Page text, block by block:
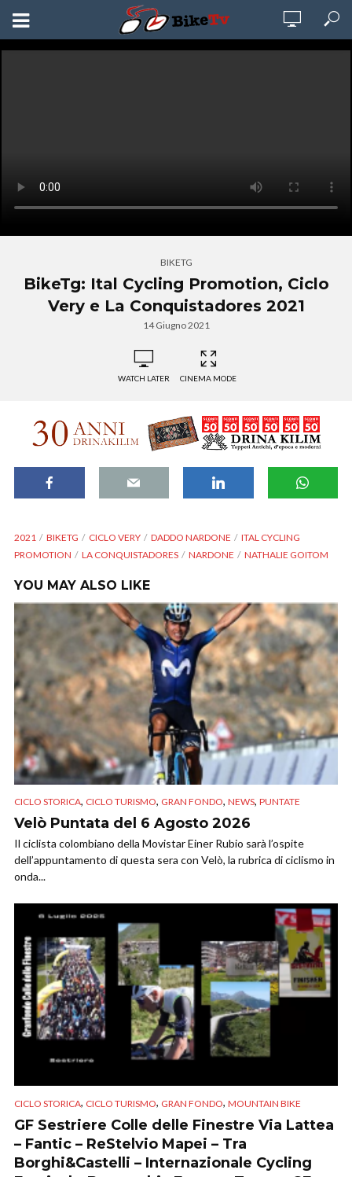
BIKETG
BikeTg: Ital Cycling Promotion, Ciclo
Very e La Conquistadores 2021
14 Giugno 2021
WATCH LATER CINEMA MODE
2021 BIKETG CICLO VERY DADDO NARDONE
ITAL CYCLING
PROMOTION
LA CONQUISTADORES NARDONE NATHALIE GOITOM
YOU MAY ALSO LIKE
CICLO STORICA, CICLO TURISMO, GRAN FONDO, NEWS, PUNTATE
Velò Puntata del 6 Agosto 2026
Il ciclista colombiano della Movistar Einer Rubio sarà l’ospite
dell’appuntamento di questa sera con Velò, la rubrica di ciclismo in
onda...
CICLO STORICA, CICLO TURISMO, GRAN FONDO, MOUNTAIN BIKE
GF Sestriere Colle delle Finestre Via Lattea
– Fantic – ReStelvio Mapei – Tra
Borghi&Castelli – Internazionale Cycling